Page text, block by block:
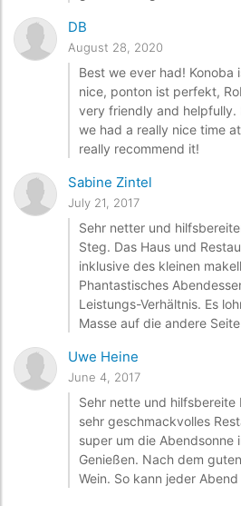
DB
August 28, 2020
Best we ever had! Konoba
nice, ponton ist perfekt,
very friendly and helpfully.
we had a really nice time
really recommend it!
Sabine Zintel
July 21, 2017
Sehr netter und
Steg. Das Haus und
inklusive des kleinen
Phantastisches
Leistungs-Verhältnis. Es
Masse auf die andere
Uwe Heine
June 4, 2017
Sehr nette und hilfsbereite
sehr geschmackvolles
super um die Abendsonne
Genießen. Nach dem
Wein. So kann jeder